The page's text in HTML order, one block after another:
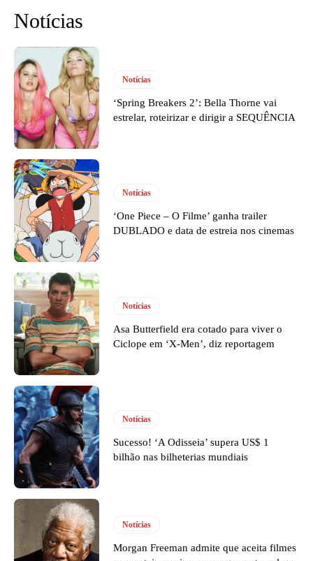
Notícias
Notícias
‘Spring Breakers 2’: Bella Thorne vai
estrelar, roteirizar e dirigir a SEQUÊNCIA
Notícias
‘One Piece – O Filme’ ganha trailer
DUBLADO e data de estreia nos cinemas
Notícias
Asa Butterfield era cotado para viver o
Ciclope em ‘X-Men’, diz reportagem
Notícias
Sucesso! ‘A Odisseia’ supera US$ 1
bilhão nas bilheterias mundiais
Notícias
Morgan Freeman admite que aceita filmes